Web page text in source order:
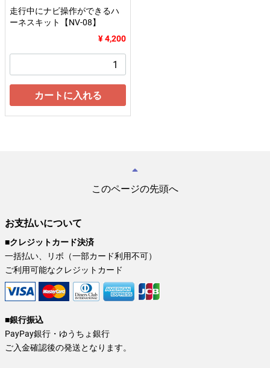
走行中にナビ操作ができるハ
ーネスキット【NV-08】
¥ 4,200
カートに入れる
このページの先頭へ
お支払いについて
■クレジットカード決済
一括払い、リボ（一部カード利用不可）
ご利用可能なクレジットカード
■銀行振込
PayPay銀行・ゆうちょ銀行
ご入金確認後の発送となります。